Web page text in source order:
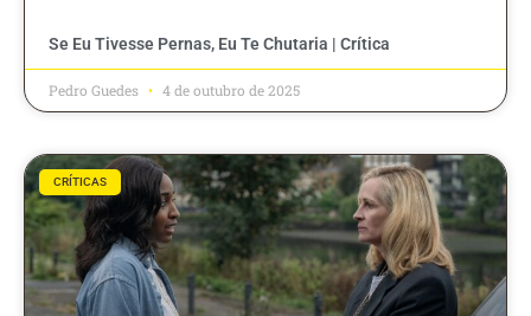
Se Eu Tivesse Pernas, Eu Te Chutaria | Crítica
Pedro Guedes 4 de outubro de 2025
CRÍTICAS